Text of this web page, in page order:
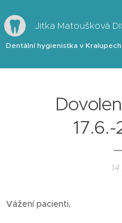
Jitka Matoušková
Dentální hygienistka v
Vážení pacienti,